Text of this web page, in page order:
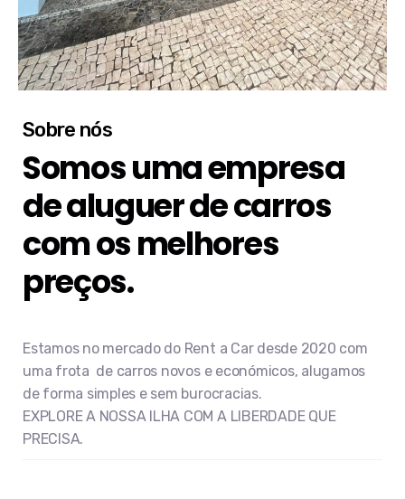
Sobre nós
Somos uma empresa
de aluguer de carros
com os melhores
preços.
Estamos no mercado do Rent a Car desde 2020 com
uma frota de carros novos e económicos, alugamos
de forma simples e sem burocracias.
EXPLORE A NOSSA ILHA COM A LIBERDADE QUE
PRECISA.